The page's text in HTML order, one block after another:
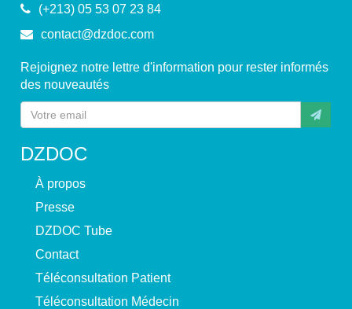
(+213) 05 53 07 23 84
contact@dzdoc.com
Rejoignez notre lettre d'information pour rester informés
des nouveautés
DZDOC
À propos
Presse
DZDOC Tube
Contact
Téléconsultation Patient
Téléconsultation Médecin